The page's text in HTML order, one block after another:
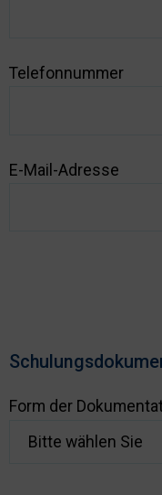
Telefonnummer
E-Mail-Adresse
Form der